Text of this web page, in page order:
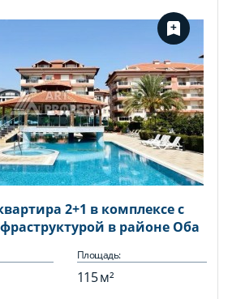
2+1 в комплексе с
в районе Оба
Площадь:
115 м²